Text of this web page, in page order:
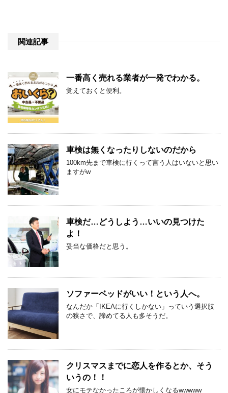
関連記事
一番高く売れる業者が一発でわかる。
覚えておくと便利。
車検は無くなったりしないのだから
100km先まで車検に行くって言う人はいないと思い
ますがw
車検だ…どうしよう…いいの見つけた
よ！
妥当な価格だと思う。
ソファーベッドがいい！という人へ。
なんだか「IKEAに行くしかない」っていう選択肢
の狭さで、諦めてる人も多そうだ。
クリスマスまでに恋人を作るとか、そう
いうの！！
女にモテなかったころが懐かしくなるwwwww